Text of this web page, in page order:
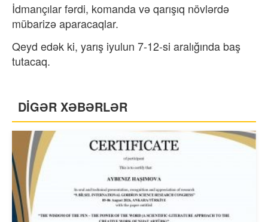
İdmançılar fərdi, komanda və qarışıq növlərdə
mübarizə aparacaqlar.
Qeyd edək ki, yarış iyulun 7-12-si aralığında baş
tutacaq.
DİGƏR XƏBƏRLƏR